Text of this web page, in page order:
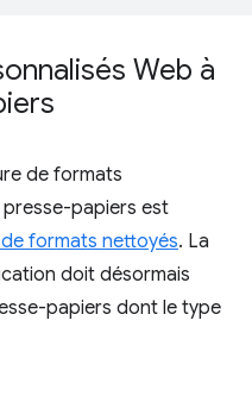
Web à
de formats
papiers est
formats nettoyés. La
doit désormais
papiers dont le type